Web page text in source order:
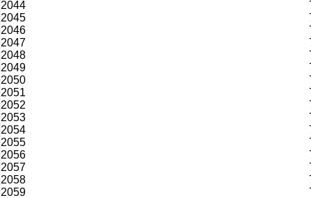
2044
2045
2046
2047
2048
2049
2050
2051
2052
2053
2054
2055
2056
2057
2058
2059